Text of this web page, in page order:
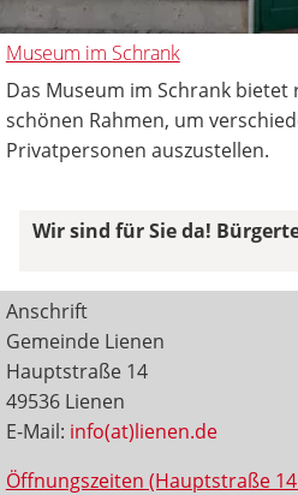
Museum im Schrank
Das Museum im Schrank bietet
schönen Rahmen, um
Privatpersonen auszustellen.
Wir sind für Sie da!
Anschrift
Gemeinde Lienen
Hauptstraße 14
49536 Lienen
E-Mail: info(at)lienen.de
Öffnungszeiten (Hauptstraße